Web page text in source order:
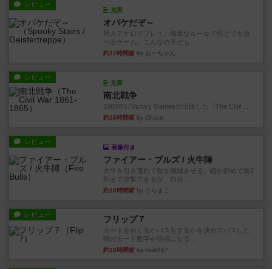
レビュー
充実
オバケだぞ～
対人アナログプレイ。簡単なルールで誰とでも遊
べるゲーム。こんなの子ども...
約12時間前 by おーちゃん
レビュー
充実
南北戦争
1983年にVictory Gamesが出版した『The Civil ...
約16時間前 by Chaco
レビュー
画像付き
ファイアー・ブルズ / 火牛陣
火牛を引き連れて敵を殲滅させる。縦か斜めで前2
列まで攻撃できるが、自分...
約18時間前 by うらまこ
レビュー フリップ７
カードをめくるかパスをするかを決めてパスした
時のカード数字が得点になる...
約18時間前 by mob567